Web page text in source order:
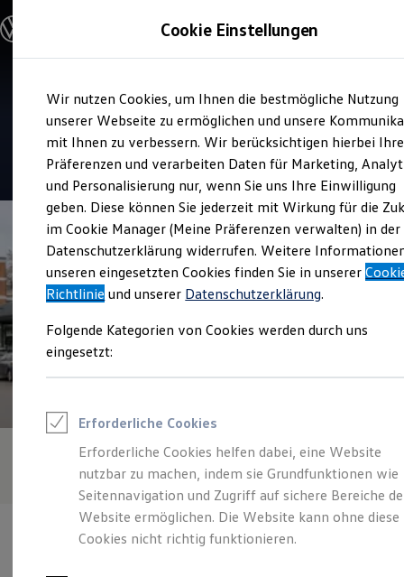
Hauptinhalt
springen
Footer
springen
Modelle und Konfigurator
Modelle vergleichen
Elektroautos
ENERGY Sondermodelle
Nutzfahrzeuge
SUV und CUV
Familienautos
Kombis
Kompaktwagen
Sportwagen
Schnell verfügbare Fahrzeuge
Angebote und Produkte
Aktuelle Angebote
E-Auto-Förderung
Volkswagen Marktplatz
Junge Gebrauchtwagen und Gebrauchtwagen
Volkswagen Zertifizierte Gebrauchtwagen
Zubehör- und Serviceangebote
Leasing
Leasing-Angebote
Gebrauchtwagen Leasing
Junge Gebrauchtwagen-Leasing
Elektroauto Leasing
Kleinwagen-Leasing
Leasing ohne Anzahlung
Finanzierung
Service
Auto Thomas GmbH
4.8| 290 Bewertungen
Cookie Einstellungen
Wir nutzen Cookies, um Ihnen die bestmögliche Nutzung
unserer Webseite zu ermöglichen und unsere
mit Ihnen zu verbessern. Wir berücksichtigen hierbei Ihre
Präferenzen und verarbeiten Daten für Marketing,
und Personalisierung nur, wenn Sie uns Ihre Einwilligung
geben. Diese können Sie jederzeit mit Wirkung für die
im Cookie Manager (Meine Präferenzen verwalten) in der
Datenschutzerklärung widerrufen. Weitere
unseren eingesetzten Cookies finden Sie in unserer
Richtlinie und unserer Datenschutzerklärung.
Folgende Kategorien von Cookies werden durch uns
eingesetzt:
Erforderliche Cookies
Erforderliche Cookies helfen dabei, eine Website
nutzbar zu machen, indem sie Grundfunktionen wie
Seitennavigation und Zugriff auf sichere Bereiche
Website ermöglichen. Die Website kann ohne diese
Cookies nicht richtig funktionieren.